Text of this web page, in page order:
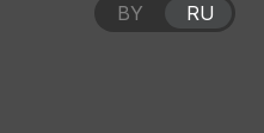
BY RU